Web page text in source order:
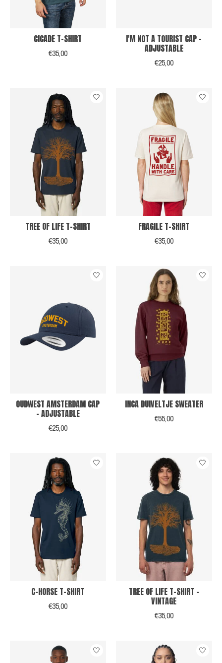
CICADE T-SHIRT
€35,00
I'M NOT A TOURIST CAP -
ADJUSTABLE
€25,00
TREE OF LIFE T-SHIRT
€35,00
FRAGILE T-SHIRT
€35,00
OUDWEST AMSTERDAM CAP
- ADJUSTABLE
€25,00
INCA DUIVELTJE SWEATER
€55,00
C-HORSE T-SHIRT
€35,00
TREE OF LIFE T-SHIRT -
VINTAGE
€35,00